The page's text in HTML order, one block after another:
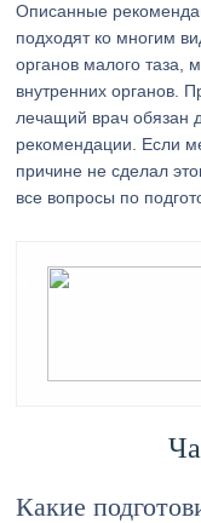
Описанные
подходят ко многим
органов малого таза,
внутренних органов.
лечащий врач обязан
рекомендации. Если
причине не сделал
все вопросы по
Какие